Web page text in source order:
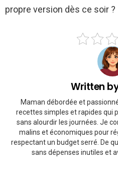
propre version dès ce soir ?
Written
Maman débordée et
recettes simples et rapides qui
sans alourdir les journées. Je
malins et économiques pour
respectant un budget serré. De
sans dépenses inutiles et